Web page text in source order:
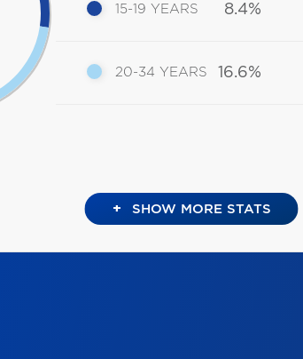
15-19 YEARS 8.4%
20-34 YEARS 16.6%
+ SHOW MORE STATS